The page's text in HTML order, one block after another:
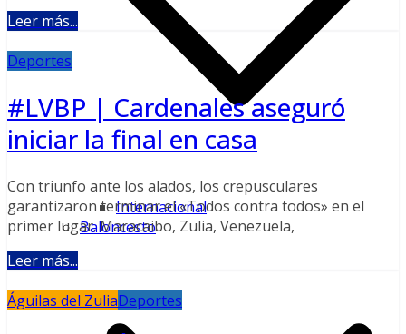
Internacional
Baloncesto
Leer más...
Deportes
#LVBP | Cardenales aseguró
iniciar la final en casa
Con triunfo ante los alados, los crepusculares
garantizaron terminar el «Todos contra todos» en el
primer lugar. Maracaibo, Zulia, Venezuela,
Leer más...
Águilas del ZuliaDeportes